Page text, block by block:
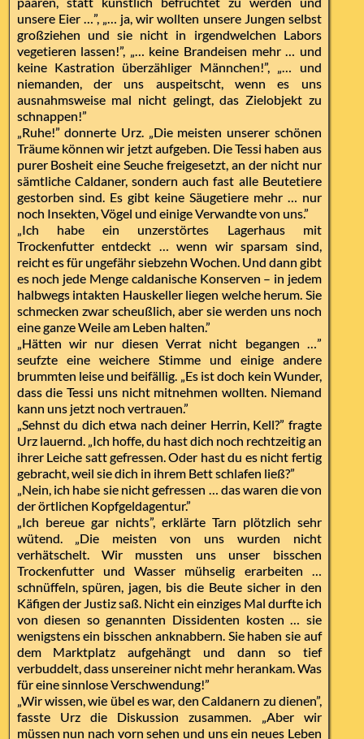
unsere Eier …”, „… ja, wir wollten unsere Jungen selbst
großziehen und sie nicht in irgendwelchen Labors
vegetieren lassen!”, „… keine Brandeisen mehr … und
keine Kastration überzähliger Männchen!”, „… und
niemanden, der uns auspeitscht, wenn es uns
ausnahmsweise mal nicht gelingt, das Zielobjekt zu
schnappen!”
„Ruhe!” donnerte Urz. „Die meisten unserer schönen
Träume können wir jetzt aufgeben. Die Tessi haben aus
purer Bosheit eine Seuche freigesetzt, an der nicht nur
sämtliche Caldaner, sondern auch fast alle Beutetiere
gestorben sind. Es gibt keine Säugetiere mehr … nur
noch Insekten, Vögel und einige Verwandte von uns.”
„Ich habe ein unzerstörtes Lagerhaus mit
Trockenfutter entdeckt … wenn wir sparsam sind,
reicht es für ungefähr siebzehn Wochen. Und dann gibt
es noch jede Menge caldanische Konserven – in jedem
halbwegs intakten Hauskeller liegen welche herum. Sie
schmecken zwar scheußlich, aber sie werden uns noch
eine ganze Weile am Leben halten.”
„Hätten wir nur diesen Verrat nicht begangen …”
seufzte eine weichere Stimme und einige andere
brummten leise und beifällig. „Es ist doch kein Wunder,
dass die Tessi uns nicht mitnehmen wollten. Niemand
kann uns jetzt noch vertrauen.”
„Sehnst du dich etwa nach deiner Herrin, Kell?” fragte
Urz lauernd. „Ich hoffe, du hast dich noch rechtzeitig an
ihrer Leiche satt gefressen. Oder hast du es nicht fertig
gebracht, weil sie dich in ihrem Bett schlafen ließ?”
„Nein, ich habe sie nicht gefressen … das waren die von
der örtlichen Kopfgeldagentur.”
„Ich bereue gar nichts”, erklärte Tarn plötzlich sehr
wütend. „Die meisten von uns wurden nicht
verhätschelt. Wir mussten uns unser bisschen
Trockenfutter und Wasser mühselig erarbeiten …
schnüffeln, spüren, jagen, bis die Beute sicher in den
Käfigen der Justiz saß. Nicht ein einziges Mal durfte ich
von diesen so genannten Dissidenten kosten … sie
wenigstens ein bisschen anknabbern. Sie haben sie auf
dem Marktplatz aufgehängt und dann so tief
verbuddelt, dass unsereiner nicht mehr herankam. Was
für eine sinnlose Verschwendung!”
„Wir wissen, wie übel es war, den Caldanern zu dienen”,
fasste Urz die Diskussion zusammen. „Aber wir
müssen nun nach vorn sehen und uns ein neues Leben